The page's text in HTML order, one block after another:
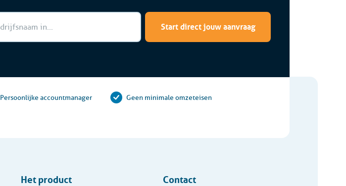
Start direct jouw aanvraag
Persoonlijke accountmanager Geen minimale omzeteisen
Het product Contact